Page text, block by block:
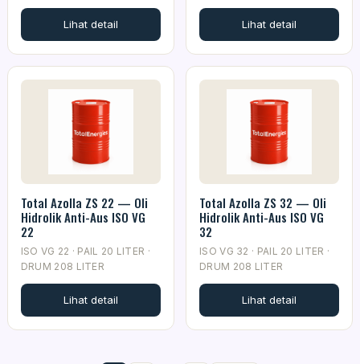
Lihat detail Lihat detail
Total Azolla ZS 22 — Oli
Hidrolik Anti-Aus ISO VG
22
ISO VG 22 · PAIL 20 LITER ·
DRUM 208 LITER
Lihat detail
Total Azolla ZS 32 — Oli
Hidrolik Anti-Aus ISO VG
32
ISO VG 32 · PAIL 20 LITER ·
DRUM 208 LITER
Lihat detail